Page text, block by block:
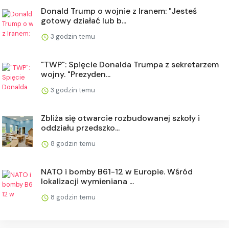
Donald Trump o wojnie z Iranem: "Jesteś
gotowy działać lub b...
3 godzin temu
"TWP": Spięcie Donalda Trumpa z sekretarzem
wojny. "Prezyden...
3 godzin temu
Zbliża się otwarcie rozbudowanej szkoły i
oddziału przedszko...
8 godzin temu
NATO i bomby B61-12 w Europie. Wśród
lokalizacji wymieniana ...
8 godzin temu